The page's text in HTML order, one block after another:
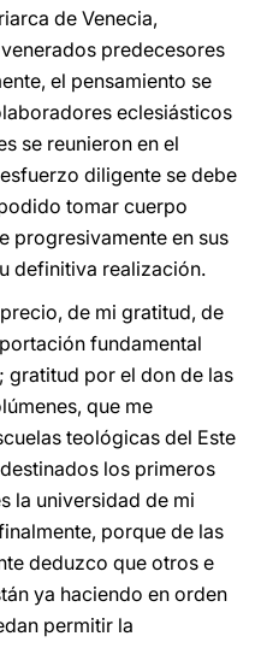
de Venecia,
predecesores
el pensamiento se
eclesiásticos
se reunieron en el
diligente se debe
tomar cuerpo
progresivamente en sus
definitiva realización.
de mi gratitud, de
fundamental
gratitud por el don de las
que me
teológicas del Este
los primeros
la universidad de mi
porque de las
deduzco que otros e
ya haciendo en orden
permitir la